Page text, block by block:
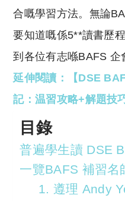
合嘅學習方法。無論
要知道嘅係5**讀書歷程
到各位有志喺BAFS 企
延伸閱讀：【DSE
記：温習攻略+解題技
目錄
普遍學生讀 DSE
一覽BAFS 補習名
1. 遵理 Andy